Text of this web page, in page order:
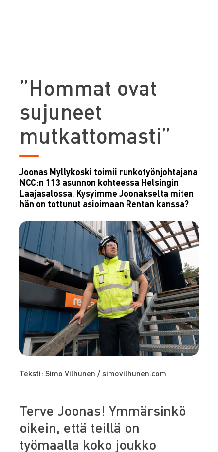
”Hommat ovat
sujuneet
mutkattomasti”
Joonas Myllykoski toimii runkotyönjohtajana
NCC:n 113 asunnon kohteessa Helsingin
Laajasalossa. Kysyimme Joonakselta miten
hän on tottunut asioimaan Rentan kanssa?
Teksti: Simo Vilhunen / simovilhunen.com
Terve Joonas! Ymmärsinkö
oikein, että teillä on
työmaalla koko joukko